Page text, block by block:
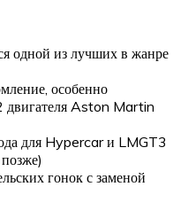
одной из лучших в жанре
особенно
двигателя Aston Martin
для Hypercar и LMGT3
гонок с заменой